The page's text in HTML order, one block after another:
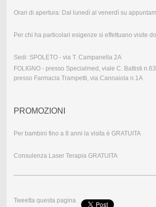
Orari di apertura: Dal lunedì al venerdì su
Per chi ha particolari esigenze si effettuano visite
Sedi: SPOLETO - via T. Campanella 2A
FOLIGNO - presso Specialmed, viale C. Battisti
presso Farmacia Trampetti, via Cannaiola n.1A
PROMOZIONI
Per bambini fino a 8 anni la visita è GRATUITA
Consulenza Laser Terapia GRATUITA
Tweetta questa pagina